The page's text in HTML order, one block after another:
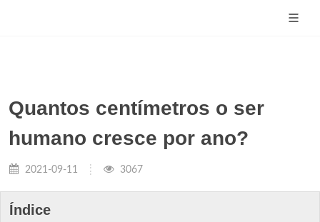
Quantos centímetros o ser
humano cresce por ano?
2021-09-11 3067
Índice